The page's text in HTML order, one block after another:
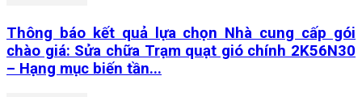
Thông báo kết quả lựa chọn Nhà cung cấp gói
chào giá: Sửa chữa Trạm quạt gió chính 2K56N30
– Hạng mục biến tần...